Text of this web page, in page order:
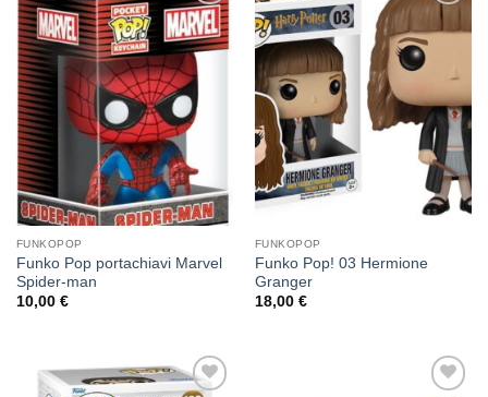
Aggiungi
alla lista
dei
desideri
FUNKOPOP
Funko Pop portachiavi Marvel
Spider-man
10,00 €
Aggiungi
alla lista
dei
desideri
FUNKOPOP
Funko Pop! 03 Hermione
Granger
18,00 €